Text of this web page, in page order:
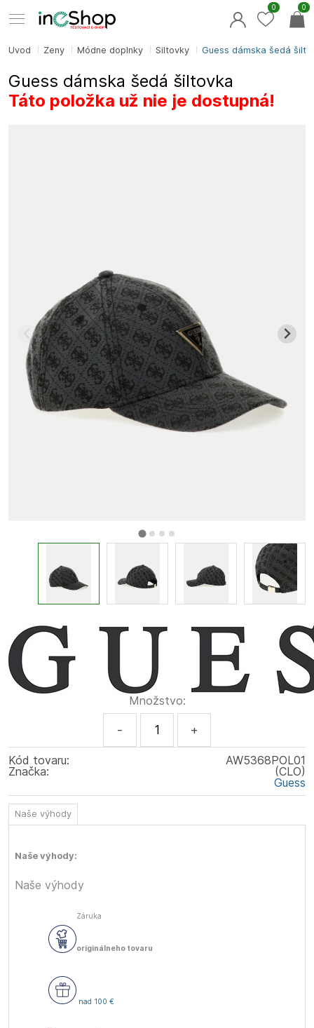
Úvod Ženy Módne doplnky Šiltovky Guess dámska šedá
Guess dámska šedá šiltovka
Táto položka už nie je dostupná!
Množstvo:
- +
Kód tovaru:
AW5368POL01
(CLO)
Značka:
Guess
Naše výhody
Naše výhody:
Naše výhody
Záruka
originálneho tovaru
nad 100 €
0
0